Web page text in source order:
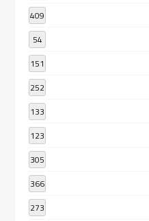
409
54
151
252
133
123
305
366
273